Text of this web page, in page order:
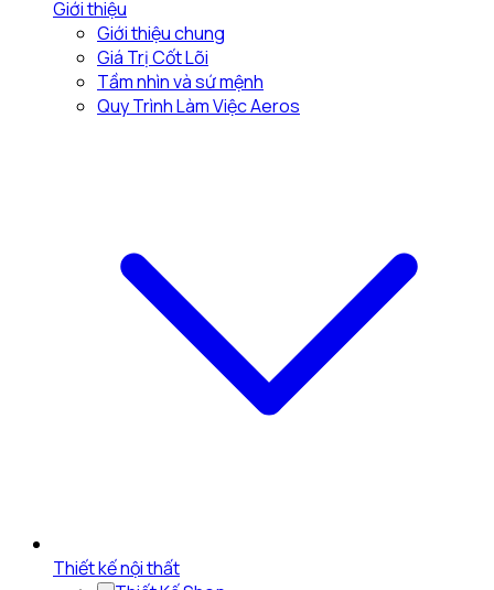
Giới thiệu
Giới thiệu chung
Giá Trị Cốt Lõi
Tầm nhìn và sứ mệnh
Quy Trình Làm Việc Aeros
Thiết kế nội thất